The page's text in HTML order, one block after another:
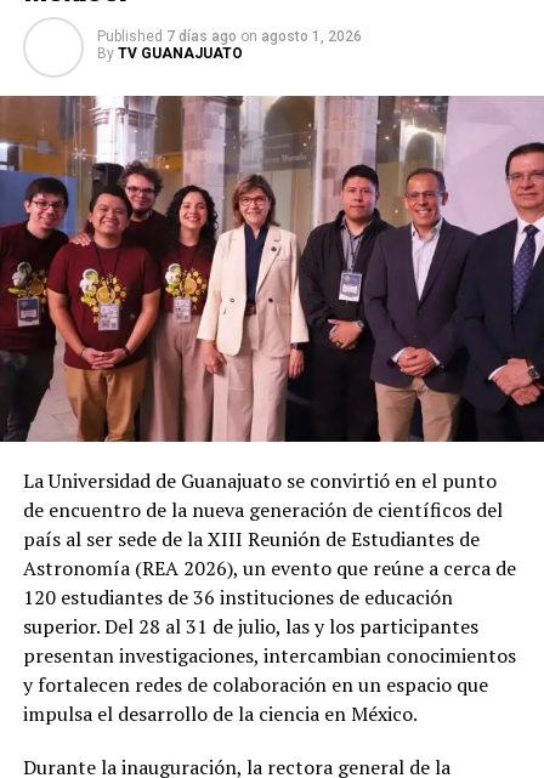
Published 7 días ago on agosto 1, 2026
By TV GUANAJUATO
La Universidad de Guanajuato se convirtió en el punto
de encuentro de la nueva generación de científicos del
país al ser sede de la XIII Reunión de Estudiantes de
Astronomía (REA 2026), un evento que reúne a cerca de
120 estudiantes de 36 instituciones de educación
superior. Del 28 al 31 de julio, las y los participantes
presentan investigaciones, intercambian conocimientos
y fortalecen redes de colaboración en un espacio que
impulsa el desarrollo de la ciencia en México.
Durante la inauguración, la rectora general de la